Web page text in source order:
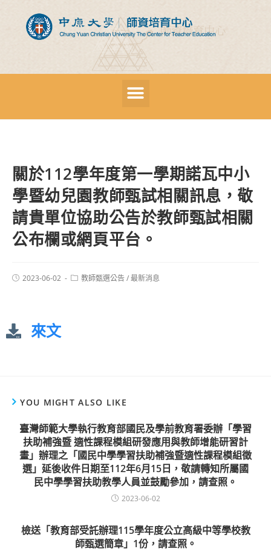
關於112學年度第一學期諾瓦中小
學暨幼兒園教師甄試相關訊息，敬
請貴單位協助公告於教師甄試相關
公布欄或網頁平台。
2023-06-02 教師甄選公告/最新消息
來文
YOU MIGHT ALSO LIKE
臺灣師範大學執行教育部國民及學前教育署委辦「學習
扶助補強暨 適性課程模組研發應用與教師增能研習計
畫」辦理之「國民中學學習扶助補強暨適性課程模組徵
選」延後收件日期至112年6月15日，敬請轉知所屬國
民中學學習扶助教學人員並鼓勵參加，請查照。
2023-06-02
檢送「教育部受託辦理115學年度公立高級中等學校教
師甄選簡章」1份，請查照。